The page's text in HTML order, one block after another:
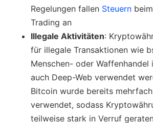
Regelungen fallen Steuern
Trading an
Illegale Aktivitäten:
für illegale Transaktionen wie
Menschen- oder
auch Deep-Web verwendet
Bitcoin wurde bereits
verwendet, sodass
teilweise stark in Verruf